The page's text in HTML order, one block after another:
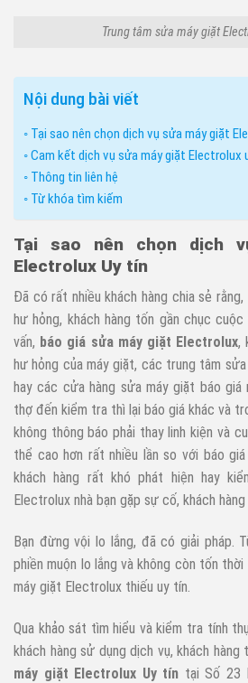
Trung tâm sửa máy giặt
Nội dung bài viết
Tại sao nên chọn dịch vụ sửa máy giặt
Cam kết dịch vụ sửa máy giặt Electrolux
Thông tin liên hệ
Từ khóa tìm kiếm
Tại sao nên chọn dịch
Electrolux Uy tín
Đã có rất nhiều khách hàng chia sẻ
hư hỏng, khách hàng tốn gần chục
vấn, báo giá sửa máy giặt Electrolux,
hư hỏng của máy giặt, các trung tâm
hay các cửa hàng sửa máy giặt báo giá
thợ đến kiểm tra thì lại báo giá khác và
không thông báo phải thay linh kiện và
thể cao hơn rất nhiều lần so với báo
khách hàng rất khó phát hiện hay
Electrolux nhà bạn gặp sự cố, khách hàng
Bạn đừng vội lo lắng, đã có giải pháp.
phiền muộn lo lắng và không còn tốn
máy giặt Electrolux thiếu uy tín.
Qua khảo sát tìm hiểu và kiểm tra tính
khách hàng sử dụng dịch vụ, khách
máy giặt Electrolux Uy tín tại Số 23